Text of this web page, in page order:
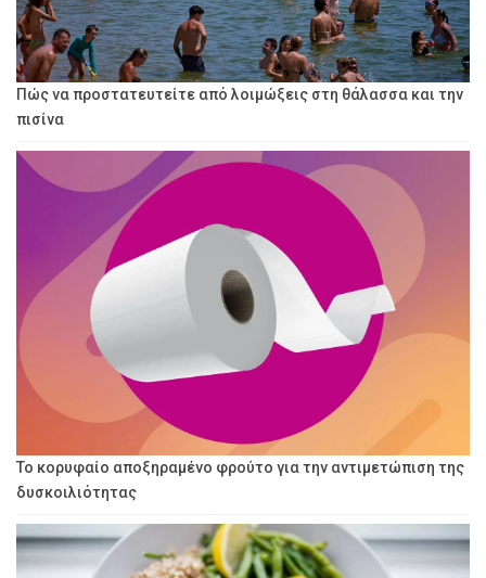
Πώς να προστατευτείτε από λοιμώξεις στη θάλασσα και την
πισίνα
Το κορυφαίο αποξηραμένο φρούτο για την αντιμετώπιση της
δυσκοιλιότητας